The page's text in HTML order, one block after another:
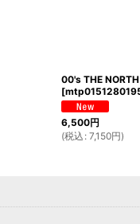
00's THE
[
6,500円
(税込 : 7,150円)